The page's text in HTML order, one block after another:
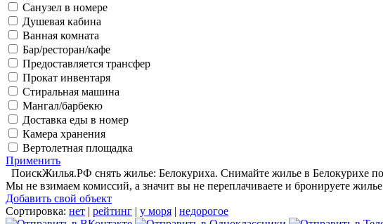
Санузел в номере
Душевая кабина
Ванная комната
Бар/ресторан/кафе
Предоставляется трансфер
Прокат инвентаря
Стиральная машина
Мангал/барбекю
Доставка еды в номер
Камера хранения
Вертолетная площадка
Применить
ПоискЖилья.РФ снять жилье: Белокуриха. Снимайте жилье в Белокурихе
Мы не взимаем комиссий, а значит вы не переплачиваете и бронируете
Добавить свой объект
Сортировка: нет | рейтинг | у моря | недорогое